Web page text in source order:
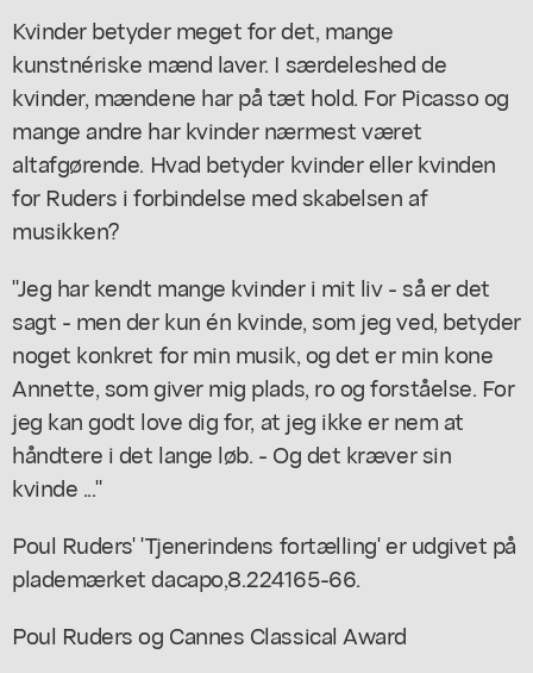
Kvinder betyder meget for det, mange
kunstnériske mænd laver. I særdeleshed de
kvinder, mændene har på tæt hold. For Picasso og
mange andre har kvinder nærmest været
altafgørende. Hvad betyder kvinder eller kvinden
for Ruders i forbindelse med skabelsen af
musikken?
"Jeg har kendt mange kvinder i mit liv - så er det
sagt - men der kun én kvinde, som jeg ved, betyder
noget konkret for min musik, og det er min kone
Annette, som giver mig plads, ro og forståelse. For
jeg kan godt love dig for, at jeg ikke er nem at
håndtere i det lange løb. - Og det kræver sin
kvinde ..."
Poul Ruders' 'Tjenerindens fortælling' er udgivet på
plademærket dacapo,8.224165-66.
Poul Ruders og Cannes Classical Award